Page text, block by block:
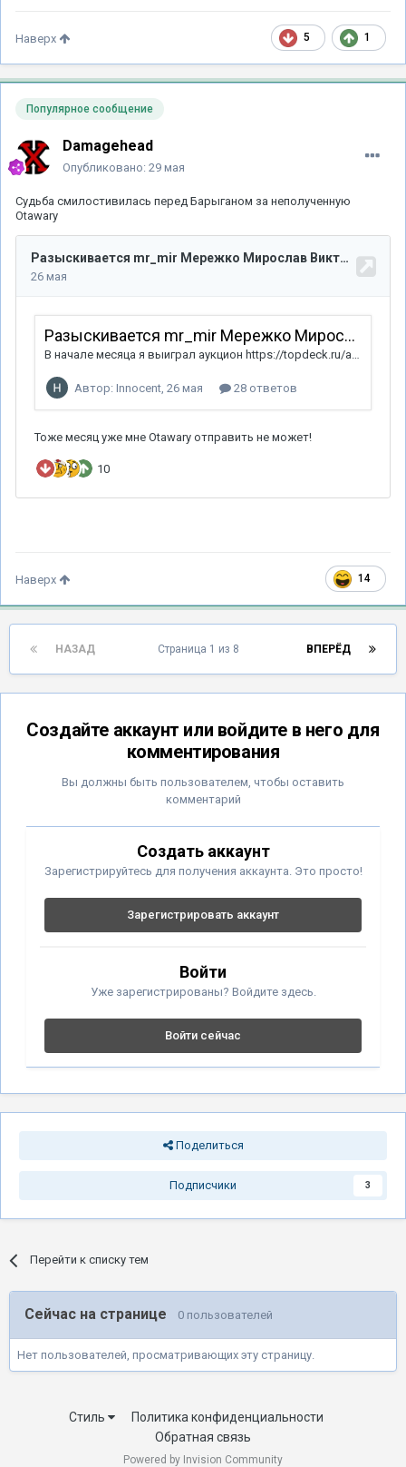
5 1
Наверх
Популярное сообщение
Damagehead
Опубликовано: 29 мая
Судьба смилостивилась перед Барыганом за неполученную
Otawarу
14
Наверх
НАЗАД ВПЕРЁД
Страница 1 из 8
Создайте аккаунт или войдите в него для
комментирования
Вы должны быть пользователем, чтобы оставить
комментарий
Создать аккаунт
Зарегистрируйтесь для получения аккаунта. Это просто!
Зарегистрировать аккаунт
Войти
Уже зарегистрированы? Войдите здесь.
Войти сейчас
Поделиться
Подписчики 3
Перейти к списку тем
Сейчас на странице 0 пользователей
Нет пользователей, просматривающих эту страницу.
Стиль
Политика конфиденциальности
Обратная связь
Powered by Invision Community